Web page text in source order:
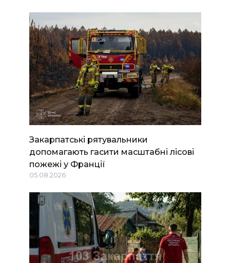
Закарпатські рятувальники
допомагають гасити масштабні лісові
пожежі у Франції
05.08.2026